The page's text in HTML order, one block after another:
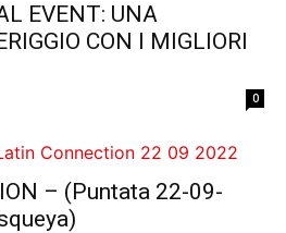
EVENT: UNA
CON I MIGLIORI
0
– (Puntata 22-09-